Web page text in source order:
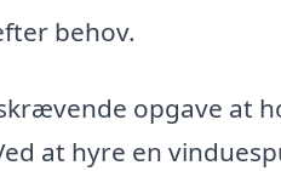
behov.
opgave at
at hyre en